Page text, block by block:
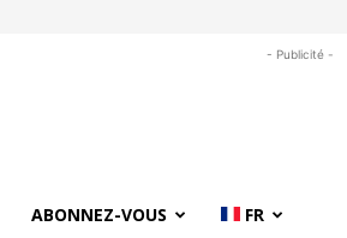
- Publicité -
ABONNEZ-VOUS FR